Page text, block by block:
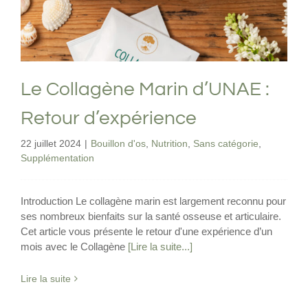
Le Collagène Marin d’UNAE :
Retour d’expérience
22 juillet 2024 | Bouillon d'os Nutrition Sans catégorie
Supplémentation
Introduction Le collagène marin est largement reconnu pour
ses nombreux bienfaits sur la santé osseuse et articulaire.
Cet article vous présente le retour d'une expérience d’un
mois avec le Collagène [Lire la suite...]
Lire la suite